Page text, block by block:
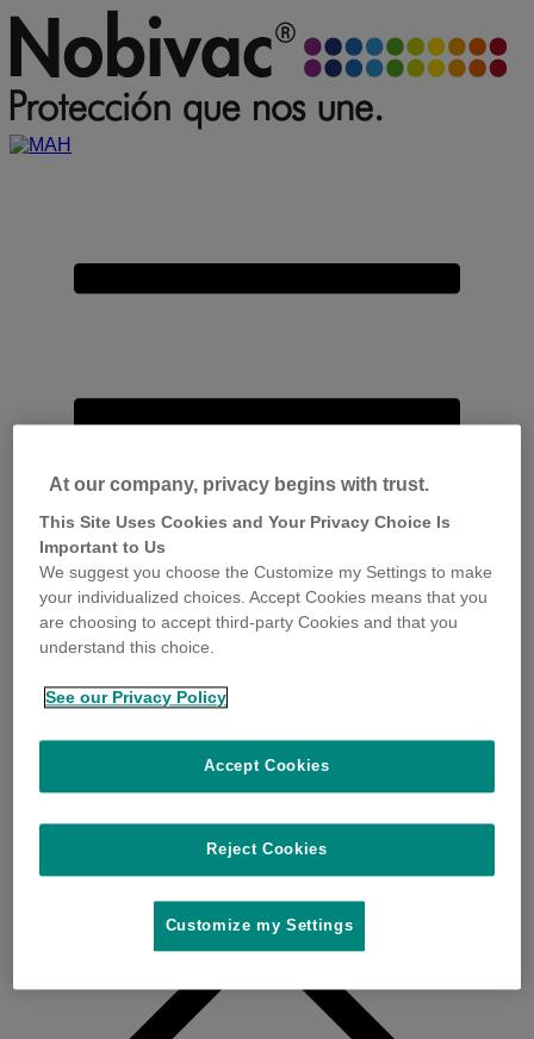
Placeholder
Anchor
Skip
to
Content
Skip
to
Footer
At our company, privacy begins with trust.
This Site Uses Cookies and Your Privacy Choice Is
Important to Us
We suggest you choose the Customize my Settings to make
your individualized choices. Accept Cookies means that you
are choosing to accept third-party Cookies and that you
understand this choice.
See our Privacy Policy
Reject Cookies
Accept Cookies
Customize my Settings